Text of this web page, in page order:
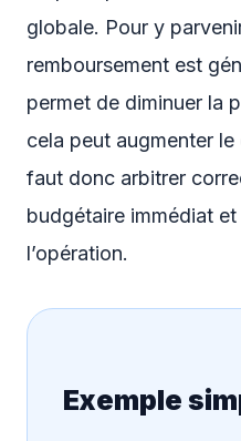
globale. Pour y
remboursement est
permet de diminuer la
cela peut augmenter
faut donc arbitrer
budgétaire immédiat
l’opération.
Exemple